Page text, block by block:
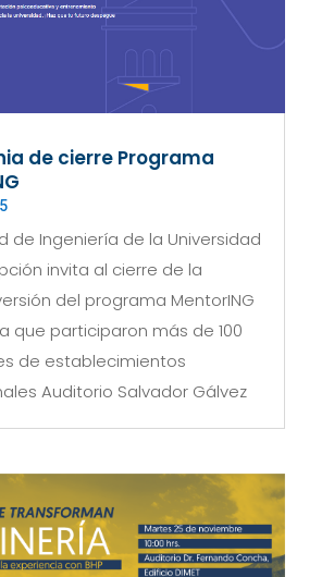
de cierre Programa
de Ingeniería de la Universidad
invita al cierre de la
del programa MentorING
que participaron más de 100
de establecimientos
Auditorio Salvador Gálvez